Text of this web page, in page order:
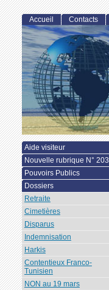
Accueil Contacts
Aide visiteur
Nouvelle rubrique N° 203
Pouvoirs Publics
Dossiers
Retraite
Cimetières
Disparus
Indemnisation
Harkis
Contentieux Franco-
Tunisien
NON au 19 mars